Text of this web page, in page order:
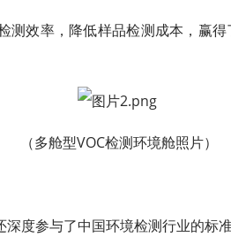
测效率，降低样品检测成本，赢
（多舱型VOC检测环境舱照片）
度参与了中国环境检测行业的标准